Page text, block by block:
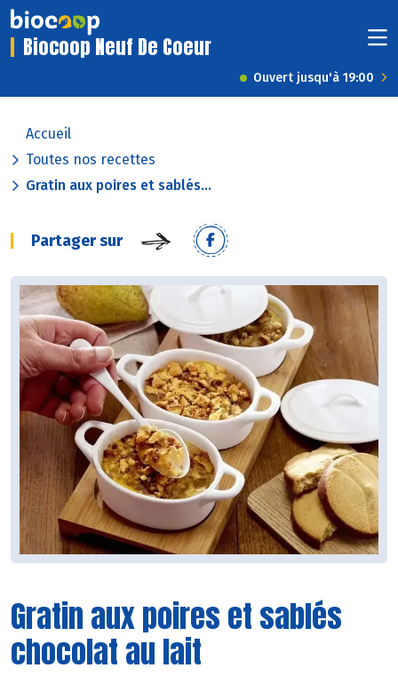
Biocoop Neuf De Coeur
Ouvert jusqu'à 19:00
Accueil
Toutes nos recettes
Gratin aux poires et sablés...
Partager sur
Gratin aux poires et sablés
chocolat au lait